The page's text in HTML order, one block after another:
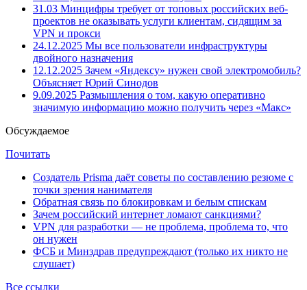
31.03 Минцифры требует от топовых российских веб-
проектов не оказывать услуги клиентам, сидящим за
VPN и прокси
24.12.2025 Мы все пользователи инфраструктуры
двойного назначения
12.12.2025 Зачем «Яндексу» нужен свой электромобиль?
Объясняет Юрий Синодов
9.09.2025 Размышления о том, какую оперативно
значимую информацию можно получить через «Макс»
Обсуждаемое
Почитать
Создатель Prisma даёт советы по составлению резюме с
точки зрения нанимателя
Обратная связь по блокировкам и белым спискам
Зачем российский интернет ломают санкциями?
VPN для разработки — не проблема, проблема то, что
он нужен
ФСБ и Минздрав предупреждают (только их никто не
слушает)
Все ссылки